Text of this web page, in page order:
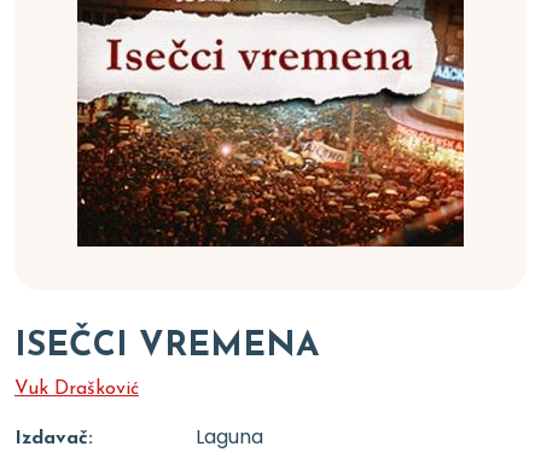
ISEČCI VREMENA
Vuk Drašković
Izdavač: Laguna